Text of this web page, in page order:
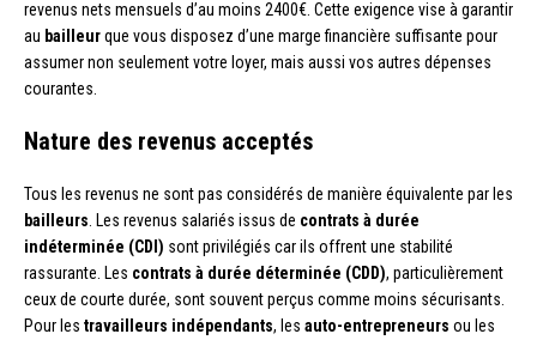
revenus nets mensuels d’au moins 2400€. Cette exigence vise à garantir
au bailleurque vous disposez d’une marge financière suffisante pour
assumer non seulement votre loyer, mais aussi vos autres dépenses
courantes.
Nature des revenus acceptés
Tous les revenus ne sont pas considérés de manière équivalente par les
bailleurs . Les revenus salariés issus de contrats à durée
indéterminée (CDI) sont privilégiés car ils offrent une stabilité
rassurante. Les contrats à durée déterminée (CDD), particulièrement
ceux de courte durée, sont souvent perçus comme moins sécurisants.
Pour les travailleurs indépendants, les auto-entrepreneurs ou les